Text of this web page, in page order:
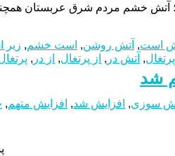
آتش خشم مردم شرق عربستان
است, آتش روشن, است خشم, زیر
, آتش در , از پرتغال, از در ,
شد
سوزی, افزایش شد, افزایش متهم,